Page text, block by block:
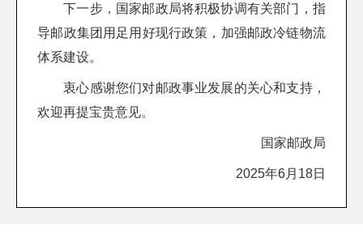
下一步，国家邮政局将积极协调有关部门，指
导邮政集团用足用好现行政策，加强邮政冷链物流
体系建设。
衷心感谢您们对邮政事业发展的关心和支持，
欢迎再提宝贵意见。
国家邮政局
2025年6月18日